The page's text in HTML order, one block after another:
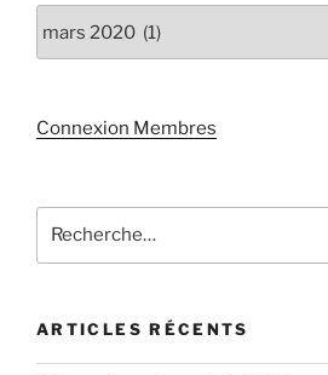
Connexion Membres
pour
ARTICLES RÉCENTS